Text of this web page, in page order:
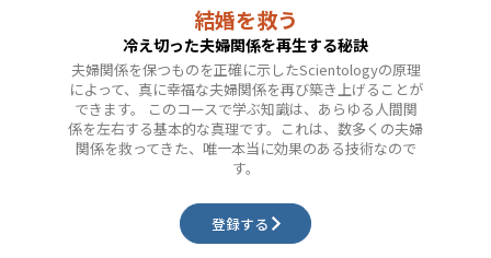
結婚を救う
冷え切った夫婦関係を再生する秘訣
夫婦関係を保つものを正確に示したScientologyの原理
によって、真に幸福な夫婦関係を再び築き上げることが
できます。 このコースで学ぶ知識は、あらゆる人間関
係を左右する基本的な真理です。これは、数多くの夫婦
関係を救ってきた、唯一本当に効果のある技術なので
す。
登録する